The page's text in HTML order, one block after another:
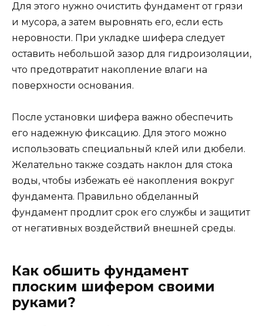
Для этого нужно очистить фундамент от грязи
и мусора, а затем выровнять его, если есть
неровности. При укладке шифера следует
оставить небольшой зазор для гидроизоляции,
что предотвратит накопление влаги на
поверхности основания.
После установки шифера важно обеспечить
его надежную фиксацию. Для этого можно
использовать специальный клей или дюбели.
Желательно также создать наклон для стока
воды, чтобы избежать её накопления вокруг
фундамента. Правильно обделанный
фундамент продлит срок его службы и защитит
от негативных воздействий внешней среды.
Как обшить фундамент
плоским шифером своими
руками?